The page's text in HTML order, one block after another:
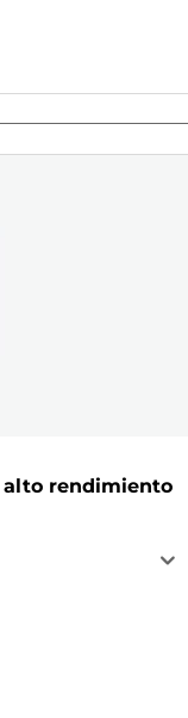
rendimiento